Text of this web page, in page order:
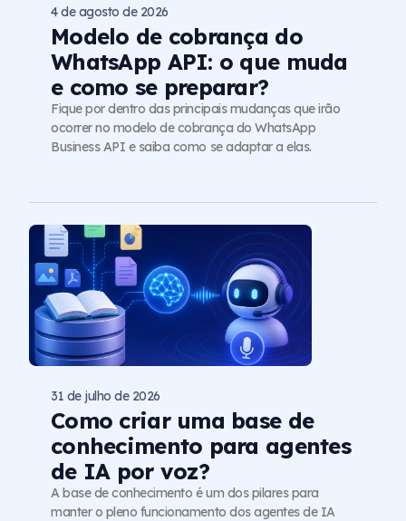
Modelo de cobrança do
WhatsApp API: o que muda
e como se preparar?
4 de agosto de 2026
Fique por dentro das principais mudanças que irão
ocorrer no modelo de cobrança do WhatsApp
Business API e saiba como se adaptar a elas.
Como criar uma base de
conhecimento para agentes
de IA por voz?
31 de julho de 2026
A base de conhecimento é um dos pilares para
manter o pleno funcionamento dos agentes de IA